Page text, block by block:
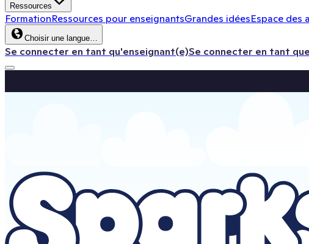
Ressources
FormationRessources pour enseignantsGrandes idéesEspace des
Choisir une langue…
Se connecter en tant qu'enseignant(e)Se connecter en tant